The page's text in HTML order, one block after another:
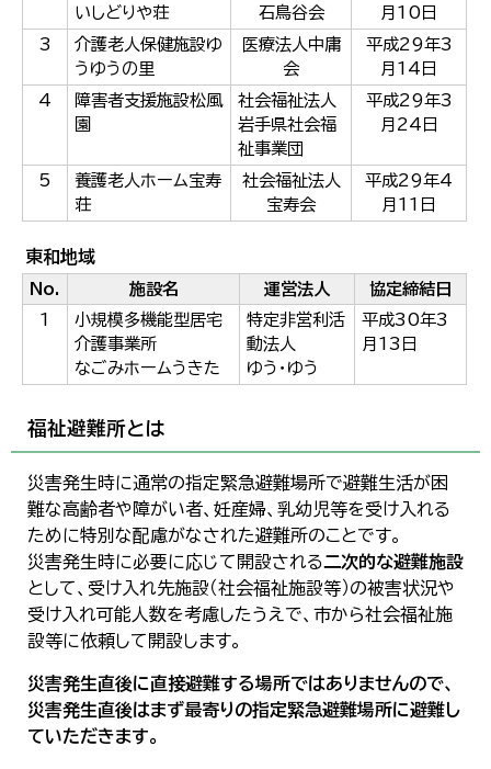
いしどりや荘
石鳥谷会
月10日
3
介護老人保健施設ゆ
うゆうの里
医療法人中庸
会
平成29年3
月14日
4
障害者支援施設松風
園
社会福祉法人
岩手県社会福
祉事業団
平成29年3
月24日
5
養護老人ホーム宝寿
荘
社会福祉法人
宝寿会
平成29年4
月11日
東和地域
No. 施設名 運営法人
協定締結日
1
小規模多機能型居宅
介護事業所
なごみホームうきた
特定非営利活
動法人
ゆう・ゆう
平成30年3
月13日
福祉避難所とは
災害発生時に通常の指定緊急避難場所で避難生活が困
難な高齢者や障がい者、妊産婦、乳幼児等を受け入れる
ために特別な配慮がなされた避難所のことです。
災害発生時に必要に応じて開設される二次的な避難施設
として、受け入れ先施設（社会福祉施設等）の被害状況や
受け入れ可能人数を考慮したうえで、市から社会福祉施
設等に依頼して開設します。
災害発生直後に直接避難する場所ではありませんので、
災害発生直後はまず最寄りの指定緊急避難場所に避難し
ていただきます。